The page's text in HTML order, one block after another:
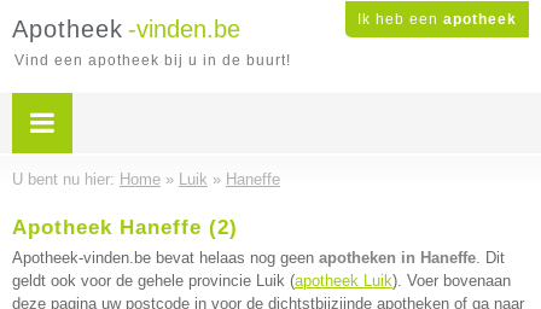
Ik heb een apotheek
Apotheek -vinden.be
Vind een apotheek bij u in de buurt!
U bent nu hier: Home » Luik » Haneffe
Apotheek Haneffe (2)
Apotheek-vinden.be bevat helaas nog geen apotheken in Haneffe. Dit
geldt ook voor de gehele provincie Luik (apotheek Luik). Voer bovenaan
deze pagina uw postcode in voor de dichtstbijzijnde apotheken of ga naar